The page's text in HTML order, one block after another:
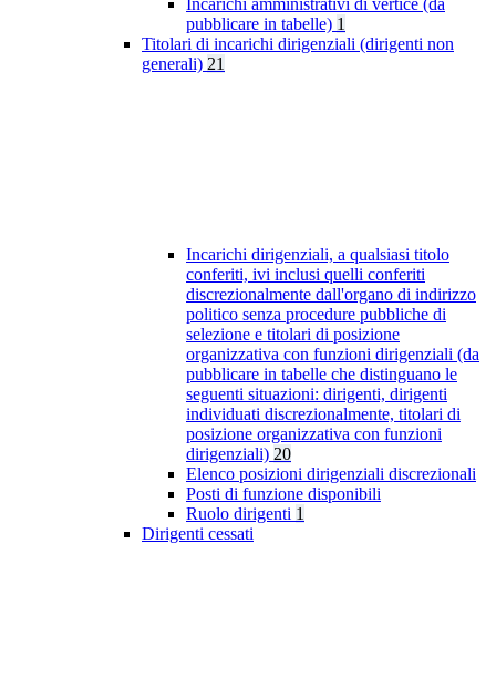
Incarichi amministrativi di vertice (da
pubblicare in tabelle) 1
Titolari di incarichi dirigenziali (dirigenti non
generali) 21
Incarichi dirigenziali, a qualsiasi titolo
conferiti, ivi inclusi quelli conferiti
discrezionalmente dall'organo di indirizzo
politico senza procedure pubbliche di
selezione e titolari di posizione
organizzativa con funzioni dirigenziali (da
pubblicare in tabelle che distinguano le
seguenti situazioni: dirigenti, dirigenti
individuati discrezionalmente, titolari di
posizione organizzativa con funzioni
dirigenziali) 20
Elenco posizioni dirigenziali discrezionali
Posti di funzione disponibili
Ruolo dirigenti 1
Dirigenti cessati